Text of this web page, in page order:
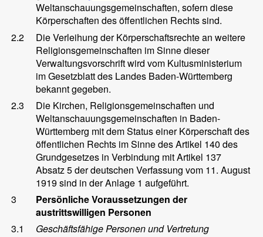
Weltanschauungsgemeinschaften, sofern diese
Körperschaften des öffentlichen Rechts sind.
2.2
Die Verleihung der Körperschaftsrechte an weitere
Religionsgemeinschaften im Sinne dieser
Verwaltungsvorschrift wird vom Kultusministerium
im Gesetzblatt des Landes Baden-Württemberg
bekannt gegeben.
2.3
Die Kirchen, Religionsgemeinschaften und
Weltanschauungsgemeinschaften in Baden-
Württemberg mit dem Status einer Körperschaft des
öffentlichen Rechts im Sinne des Artikel 140 des
Grundgesetzes in Verbindung mit Artikel 137
Absatz 5 der deutschen Verfassung vom 11. August
1919 sind in der Anlage 1 aufgeführt.
3
Persönliche Voraussetzungen der
austrittswilligen Personen
3.1
Geschäftsfähige Personen und Vertretung